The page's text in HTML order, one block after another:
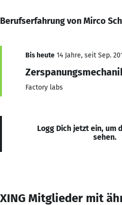
Berufserfahrung von Mirco
Bis heute 14 Jahre, seit Sep.
Factory labs
Logg Dich jetzt ein, um
sehen.
XING Mitglieder mit